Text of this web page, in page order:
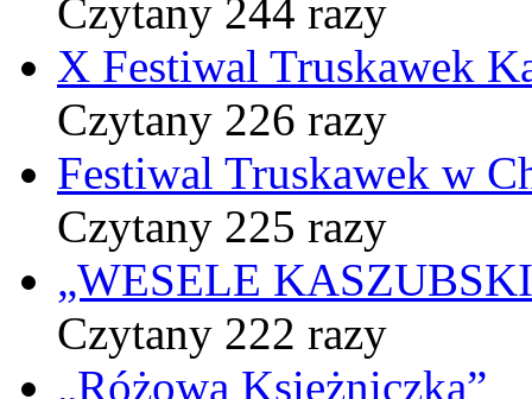
Czytany 244 razy
X Festiwal Truskawek
Czytany 226 razy
Festiwal Truskawek w
Czytany 225 razy
„WESELE
Czytany 222 razy
„Różowa Księżniczka”